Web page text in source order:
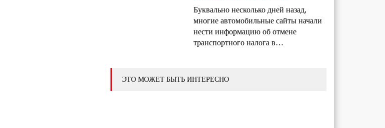
Буквально несколько дней назад,
многие автомобильные сайты начали
нести информацию об отмене
транспортного налога в…
ЭТО МОЖЕТ БЫТЬ ИНТЕРЕСНО